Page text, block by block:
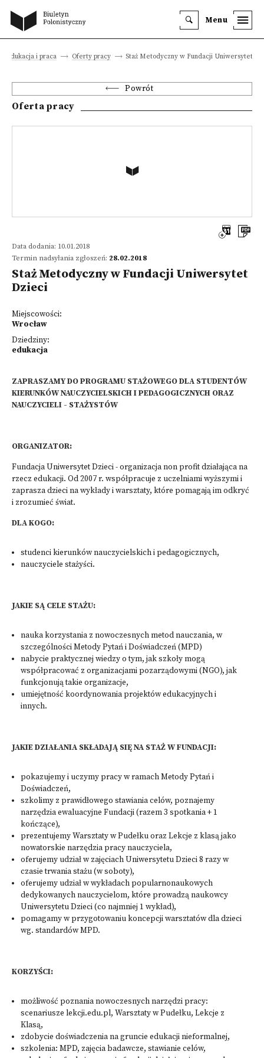
Menu
Edukacja i praca Oferty pracy Staż Metodyczny w Fundacji Uniwersytet
Powrót
Oferta pracy
Data dodania: 10.01.2018
Termin nadsyłania zgłoszeń: 28.02.2018
Staż Metodyczny w Fundacji Uniwersytet
Dzieci
Miejscowości:
Wrocław
Dziedziny:
edukacja
ZAPRASZAMY DO PROGRAMU STAŻOWEGO DLA STUDENTÓW
KIERUNKÓW NAUCZYCIELSKICH I PEDAGOGICZNYCH ORAZ
NAUCZYCIELI - STAŻYSTÓW
ORGANIZATOR:
Fundacja Uniwersytet Dzieci - organizacja non profit działająca na
rzecz edukacji. Od 2007 r. współpracuje z uczelniami wyższymi i
zaprasza dzieci na wykłady i warsztaty, które pomagają im odkryć
i zrozumieć świat.
DLA KOGO:
studenci kierunków nauczycielskich i pedagogicznych,
nauczyciele stażyści.
JAKIE SĄ CELE STAŻU:
nauka korzystania z nowoczesnych metod nauczania, w
szczególności Metody Pytań i Doświadczeń (MPD)
nabycie praktycznej wiedzy o tym, jak szkoły mogą
współpracować z organizacjami pozarządowymi (NGO), jak
funkcjonują takie organizacje,
umiejętność koordynowania projektów edukacyjnych i
innych.
JAKIE DZIAŁANIA SKŁADAJĄ SIĘ NA STAŻ W FUNDACJI:
pokazujemy i uczymy pracy w ramach Metody Pytań i
Doświadczeń,
szkolimy z prawidłowego stawiania celów, poznajemy
narzędzia ewaluacyjne Fundacji (razem 3 spotkania + 1
kończące),
prezentujemy Warsztaty w Pudełku oraz Lekcje z klasą jako
nowatorskie narzędzia pracy nauczyciela,
oferujemy udział w zajęciach Uniwersytetu Dzieci 8 razy w
czasie trwania stażu (w soboty),
oferujemy udział w wykładach popularnonaukowych
dedykowanych nauczycielom, które prowadzą naukowcy
Uniwersytetu Dzieci (co najmniej 1 wykład),
pomagamy w przygotowaniu koncepcji warsztatów dla dzieci
wg. standardów MPD.
KORZYŚCI:
możliwość poznania nowoczesnych narzędzi pracy:
scenariusze lekcji.edu.pl, Warsztaty w Pudełku, Lekcje z
Klasą,
zdobycie doświadczenia na gruncie edukacji nieformalnej,
szkolenia: MPD, zajęcia badawcze, stawianie celów,